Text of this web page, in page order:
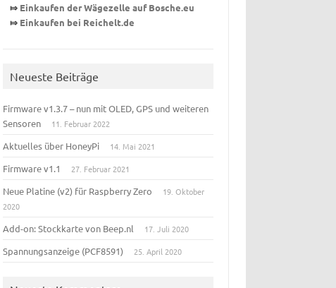
⤇ Einkaufen der Wägezelle auf Bosche.eu
⤇ Einkaufen bei Reichelt.de
Neueste Beiträge
Firmware v1.3.7 – nun mit OLED, GPS und weiteren
Sensoren
11. Februar 2022
Aktuelles über HoneyPi 14. Mai 2021
Firmware v1.1 27. Februar 2021
Neue Platine (v2) für Raspberry Zero
19. Oktober
2020
Add-on: Stockkarte von Beep.nl 17. Juli 2020
Spannungsanzeige (PCF8591) 25. April 2020